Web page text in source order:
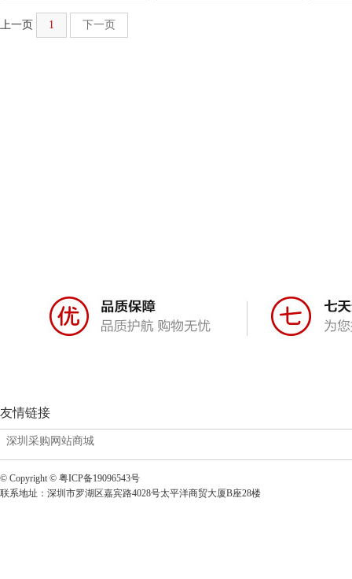
上一页 1 下一页
友情链接
深圳采购网站商城
© Copyright © 粤ICP备19096543号
联系地址：深圳市罗湖区嘉宾路4028号太平洋商贸大厦B座28楼